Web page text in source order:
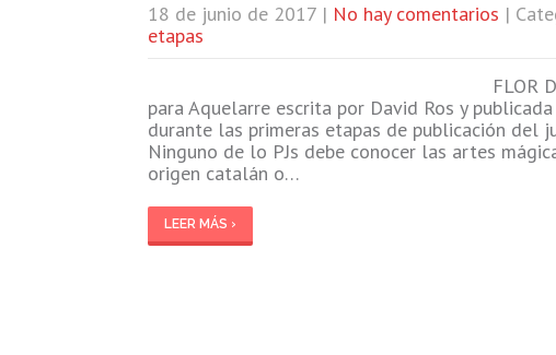
18 de junio de 2017 | No hay comentarios |
etapas
FLOR
para Aquelarre escrita por David Ros y
durante las primeras etapas de publicación del
Ninguno de lo PJs debe conocer las artes
origen catalán o…
LEER MÁS ›